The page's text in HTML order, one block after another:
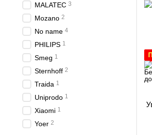
MALATEC 3
Mozano 2
No name 4
PHILIPS 1
Smeg 1
Sternhoff 2
Traida 1
Uniprodo 1
Xiaomi 1
Yoer 2